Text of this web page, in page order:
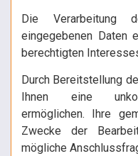
Die Verarbeitung
eingegebenen Daten
berechtigten
Durch Bereitstellung
Ihnen eine
ermöglichen. Ihre
Zwecke der
mögliche